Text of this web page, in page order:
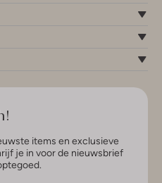
items en exclusieve
je in voor de nieuwsbrief